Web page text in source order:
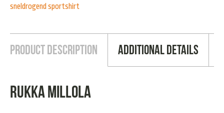
sneldrogend sportshirt
Product Description Additional Details
Rukka Millola